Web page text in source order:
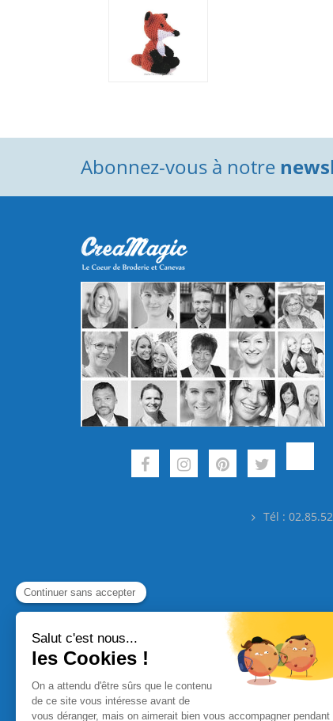
Abonnez-vous à notre
Tél :